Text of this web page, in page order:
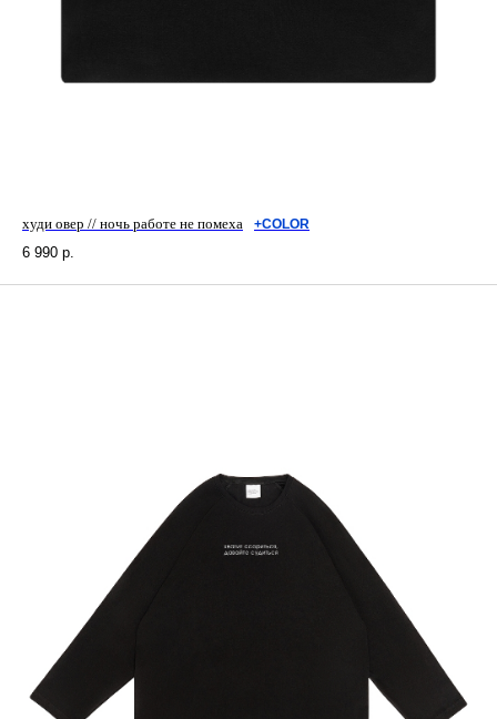
худи овер // ночь работе не помеха +COLOR
6 990 р.